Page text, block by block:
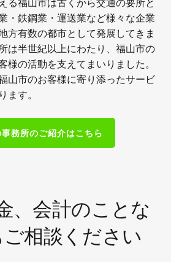
・鉄鋼業・運送業など様々な企業
方有数の都市として発展してきま
は半世紀以上にわたり、福山市の
様の活動を支えてまいりました。
山市のお客様に寄り添ったサービ
ます。
務所のご紹介はこちら
、会計のことな
相談ください